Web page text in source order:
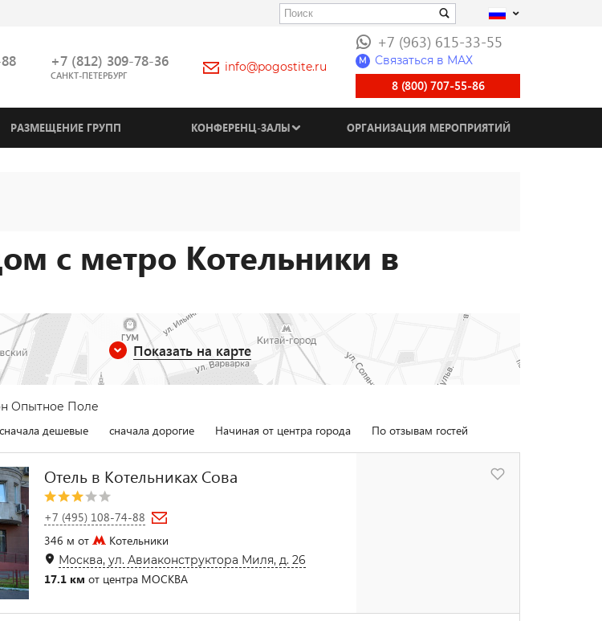
+7 (812) 309-78-36
САНКТ-ПЕТЕРБУРГ
info@pogostite.ru
+7 (963) 615-33-55
M Связаться в МАХ
8 (800) 707-55-86
РАЗМЕЩЕНИЕ ГРУПП КОНФЕРЕНЦ-ЗАЛЫ ОРГАНИЗАЦИЯ МЕРОПРИЯТИЙ
с метро Котельники в
Показать на карте
Опытное Поле
сначала дешевые сначала дорогие Начиная от центра города По отзывам гостей
Отель в Котельниках Сова
+7 (495) 108-74-88
346 м от
Котельники
Москва, ул. Авиаконструктора Миля, д. 26
17.1 км от центра МОСКВА